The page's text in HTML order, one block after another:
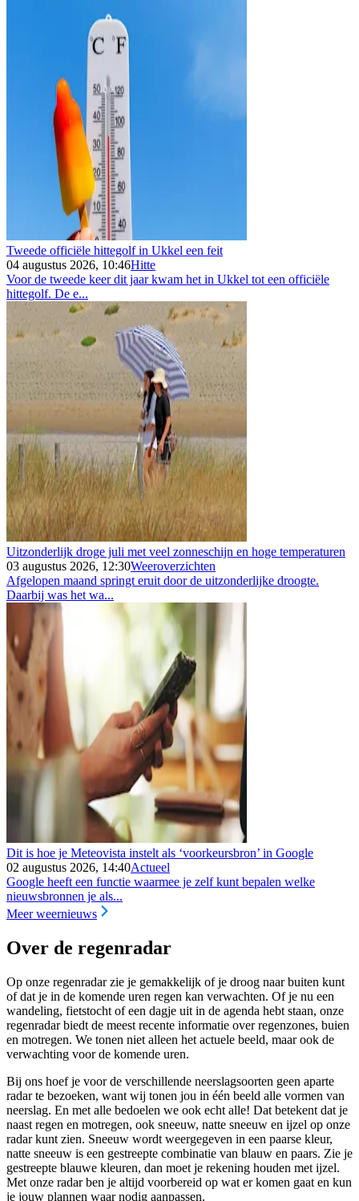
Tweede officiële hittegolf in Ukkel een feit
04 augustus 2026, 10:46Hitte
Voor de tweede keer dit jaar kwam het in Ukkel tot een officiële
hittegolf. De e...
Uitzonderlijk droge juli met veel zonneschijn en hoge temperaturen
03 augustus 2026, 12:30Weeroverzichten
Afgelopen maand springt eruit door de uitzonderlijke droogte.
Daarbij was het wa...
Dit is hoe je Meteovista instelt als ‘voorkeursbron’ in Google
02 augustus 2026, 14:40Actueel
Google heeft een functie waarmee je zelf kunt bepalen welke
nieuwsbronnen je als...
Meer weernieuws
Over de regenradar
Op onze regenradar zie je gemakkelijk of je droog naar buiten kunt
of dat je in de komende uren regen kan verwachten. Of je nu een
wandeling, fietstocht of een dagje uit in de agenda hebt staan, onze
regenradar biedt de meest recente informatie over regenzones, buien
en motregen. We tonen niet alleen het actuele beeld, maar ook de
verwachting voor de komende uren.
Bij ons hoef je voor de verschillende neerslagsoorten geen aparte
radar te bezoeken, want wij tonen jou in één beeld alle vormen van
neerslag. En met alle bedoelen we ook echt alle! Dat betekent dat je
naast regen en motregen, ook sneeuw, natte sneeuw en ijzel op onze
radar kunt zien. Sneeuw wordt weergegeven in een paarse kleur,
natte sneeuw is een gestreepte combinatie van blauw en paars. Zie je
gestreepte blauwe kleuren, dan moet je rekening houden met ijzel.
Met onze radar ben je altijd voorbereid op wat er komen gaat en kun
je jouw plannen waar nodig aanpassen.